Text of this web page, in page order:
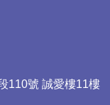
110號 誠愛樓11樓